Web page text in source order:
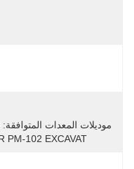
PM-102 EXCAVAT